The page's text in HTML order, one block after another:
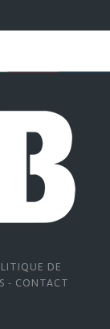
DE
- CONTACT